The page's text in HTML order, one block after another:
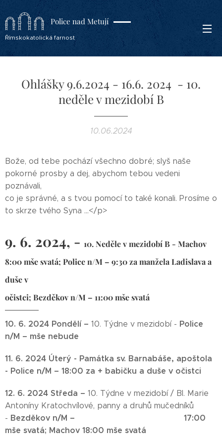
Police nad Metují
Římskokatolická farnost
Ohlášky 9.6.2024 - 16.6. 2024 - 10.
neděle v mezidobí B
10.06.2024
Bože, od tebe pochází všechno dobré; slyš naše
pokorné prosby a dej, abychom tebou vedeni
poznávali,
co je správné, a s tvou pomocí to také konali. Prosíme o
to skrze tvého Syna ...</p>
9. 6. 2024, - 10. Neděle v mezidobí B - Machov
8:00 mše svatá; Police n/M – 9:30 za manžela Ladislava a
duše v
očistci; Bezděkov n/M – 11:00 mše svatá
10. 6. 2024 Pondělí – 10. Týdne v mezidobí - Police
n/M – mše nebude
11. 6. 2024 Úterý - Památka sv. Barnabáše, apoštola
- Police n/M – 18:00 za + babičku a duše v očistci
12. 6. 2024 Středa – 10. Týdne v mezidobí / Bl. Marie
Antoníny Kratochvílové, panny a druhů mučedníků
- Bezděkov n/M – 17:00
mše svatá; Machov 18:00 mše svatá